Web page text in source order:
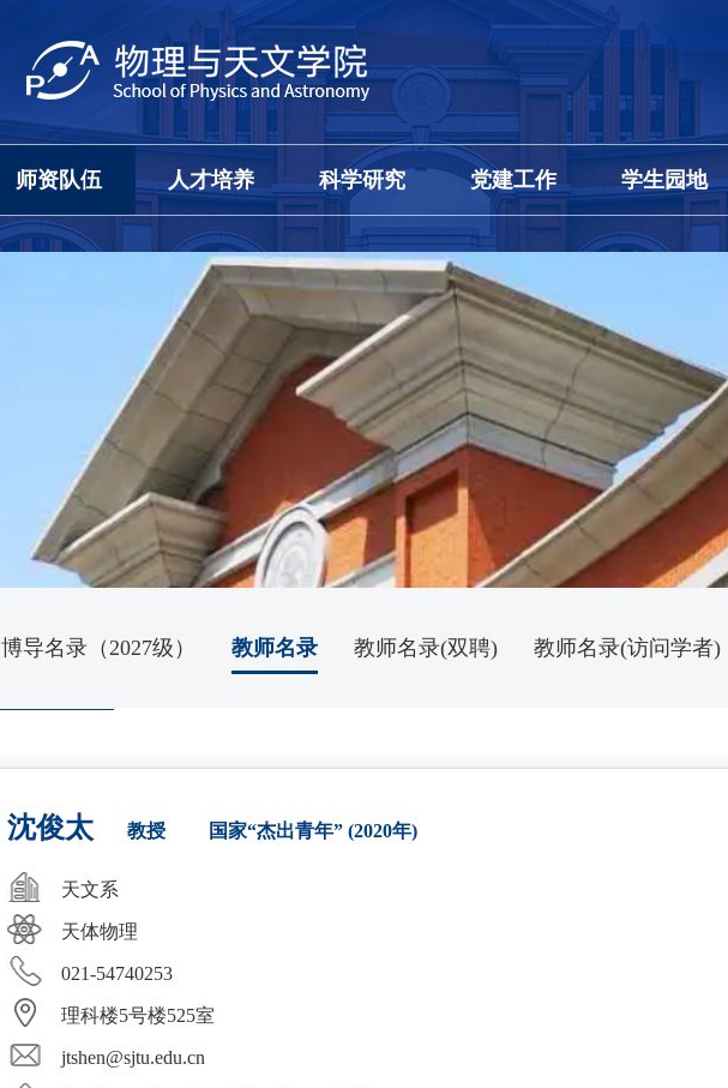
师资队伍 人才培养 科学研究 党建工作 学生园地
博导名录（2027级） 教师名录 教师名录(双聘) 教师名录(访问学者)
沈俊太 教授 国家“杰出青年” (2020年)
天文系
天体物理
021-54740253
理科楼5号楼525室
jtshen@sjtu.edu.cn